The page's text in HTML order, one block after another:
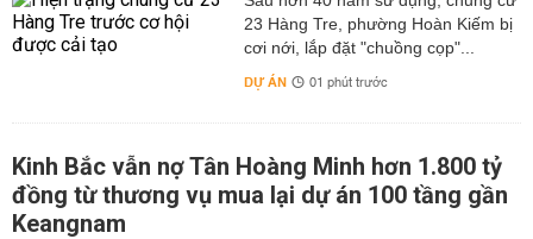
23 Hàng Tre, phường Hoàn Kiếm bị
cơi nới, lắp đặt "chuồng cọp"...
DỰ ÁN 01 phút trước
Kinh Bắc vẫn nợ Tân Hoàng Minh hơn 1.800 tỷ
đồng từ thương vụ mua lại dự án 100 tầng gần
Keangnam